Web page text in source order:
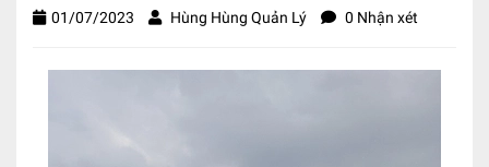
01/07/2023 Hùng Hùng Quản Lý 0 Nhận xét